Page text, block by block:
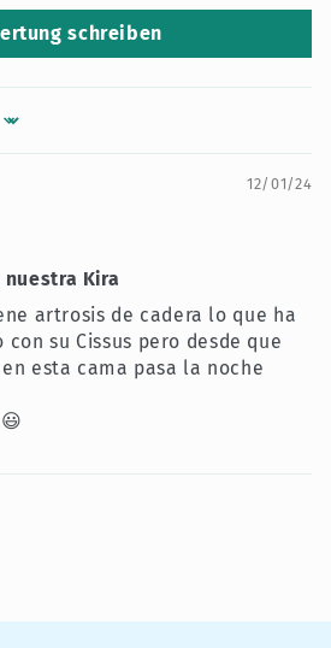
schreiben
12/01/24
nuestra Kira
artrosis de cadera lo que ha
su Cissus pero desde que
esta cama pasa la noche